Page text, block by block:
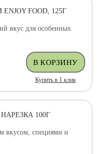
FOOD, 125Г
вкус для особенных
Купить в 1 клик
100Г
вкусом, специями и